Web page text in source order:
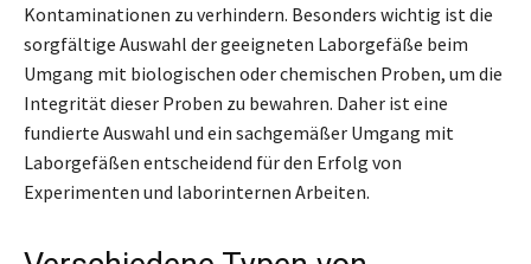
Kontaminationen zu verhindern. Besonders wichtig ist die
sorgfältige Auswahl der geeigneten Laborgefäße beim
Umgang mit biologischen oder chemischen Proben, um die
Integrität dieser Proben zu bewahren. Daher ist eine
fundierte Auswahl und ein sachgemäßer Umgang mit
Laborgefäßen entscheidend für den Erfolg von
Experimenten und laborinternen Arbeiten.